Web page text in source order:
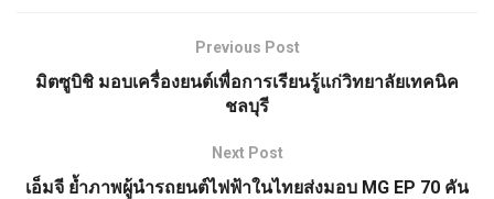
Previous Post
มิตซูบิชิ มอบเครื่องยนต์เพื่อการเรียนรู้แก่วิทยาลัยเทคนิค
ชลบุรี
Next Post
เอ็มจี ย้ำภาพผู้นำรถยนต์ไฟฟ้าในไทยส่งมอบ MG EP 70 คัน